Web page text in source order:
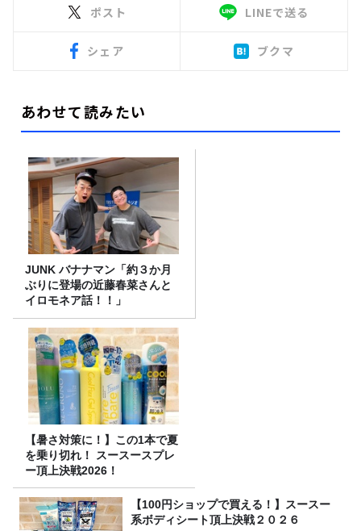
ポスト LINEで送る
シェア ブクマ
あわせて読みたい
JUNK バナナマン「約３か月
ぶりに登場の近藤春菜さんと
イロモネア話！！」
【暑さ対策に！】この1本で夏
を乗り切れ！ スースースプレ
ー頂上決戦2026！
【100円ショップで買える！】スースー
系ボディシート頂上決戦２０２６